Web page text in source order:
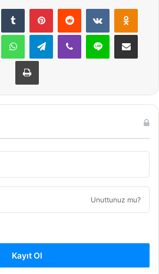
Tumblr PinterestReddit VKontakte
WhatsAppTelegramViber Line E-Posta ile
Yazdır
Unuttunuz mu?
Kayıt Ol